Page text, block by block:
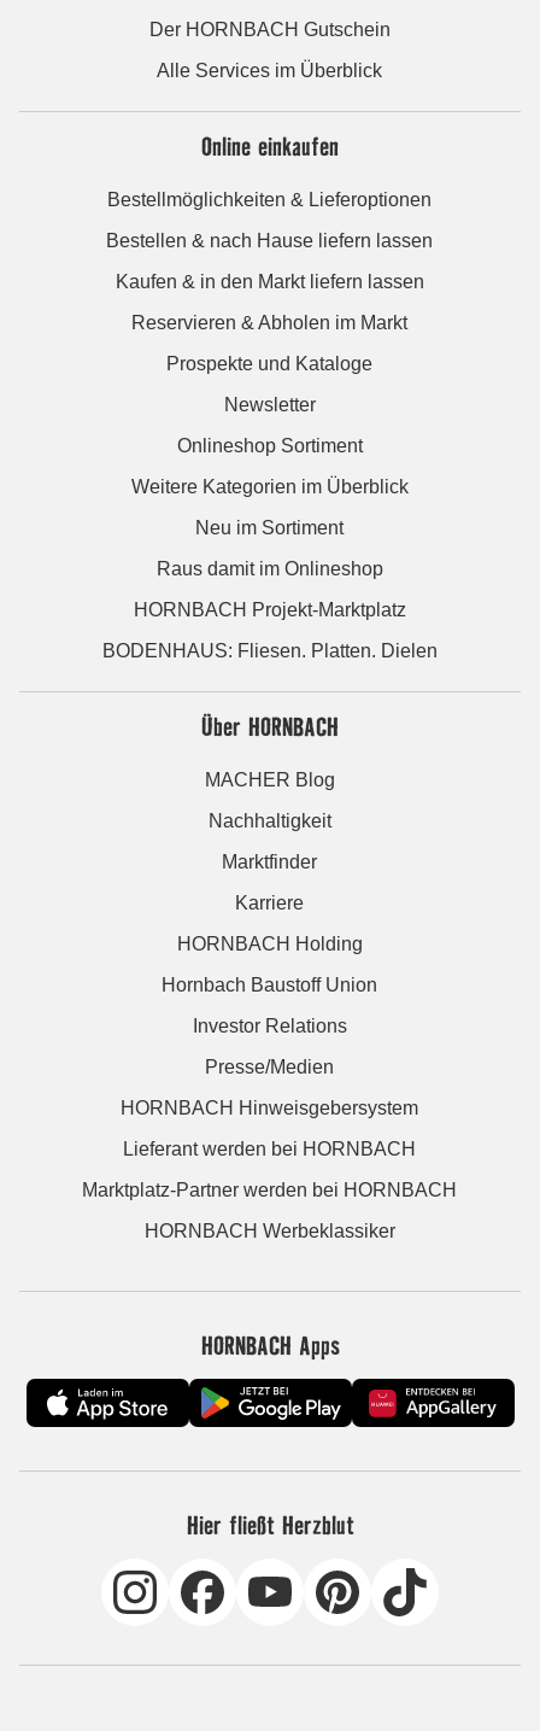
Der HORNBACH Gutschein
Alle Services im Überblick
Online einkaufen
Bestellmöglichkeiten & Lieferoptionen
Bestellen & nach Hause liefern lassen
Kaufen & in den Markt liefern lassen
Reservieren & Abholen im Markt
Prospekte und Kataloge
Newsletter
Onlineshop Sortiment
Weitere Kategorien im Überblick
Neu im Sortiment
Raus damit im Onlineshop
HORNBACH Projekt-Marktplatz
BODENHAUS: Fliesen. Platten. Dielen
Über HORNBACH
MACHER Blog
Nachhaltigkeit
Marktfinder
Karriere
HORNBACH Holding
Hornbach Baustoff Union
Investor Relations
Presse/Medien
HORNBACH Hinweisgebersystem
Lieferant werden bei HORNBACH
Marktplatz-Partner werden bei HORNBACH
HORNBACH Werbeklassiker
HORNBACH Apps
Hier fließt Herzblut